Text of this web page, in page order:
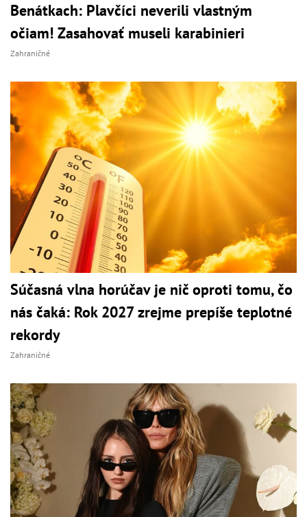
Benátkach: Plavčíci neverili vlastným
očiam! Zasahovať museli karabinieri
Zahraničné
Súčasná vlna horúčav je nič oproti tomu, čo
nás čaká: Rok 2027 zrejme prepíše teplotné
rekordy
Zahraničné